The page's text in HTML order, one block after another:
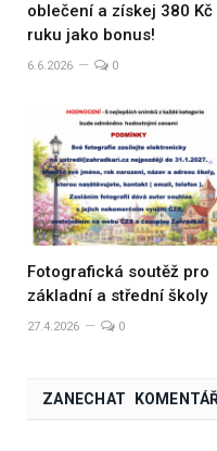
oblečení a získej 380 Kč
ruku jako bonus!
6.6.2026 0
Fotografická soutěž pro
základní a střední školy
27.4.2026 0
ZANECHAT